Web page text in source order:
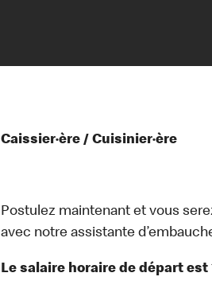
Caissier·ère / Cuisinier·ère
Postulez maintenant et vous
avec notre assistante
Le salaire horaire de départ est